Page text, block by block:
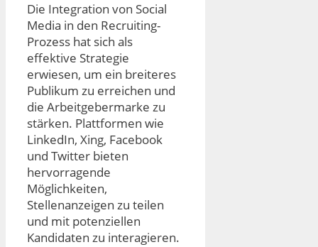
Die Integration von Social
Media in den Recruiting-
Prozess hat sich als
effektive Strategie
erwiesen, um ein breiteres
Publikum zu erreichen und
die Arbeitgebermarke zu
stärken. Plattformen wie
LinkedIn, Xing, Facebook
und Twitter bieten
hervorragende
Möglichkeiten,
Stellenanzeigen zu teilen
und mit potenziellen
Kandidaten zu interagieren.